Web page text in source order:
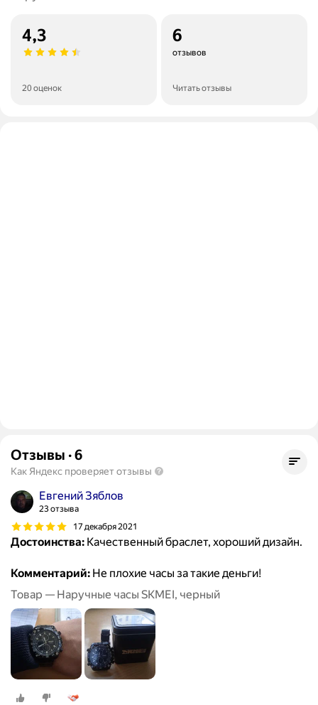
4,3
20 оценок
6
отзывов
Читать отзывы
Отзывы ·6
Как Яндекс проверяет отзывы
Евгений Зяблов
23 отзыва
17 декабря 2021
Достоинства: Качественный браслет, хороший дизайн.
Комментарий: Не плохие часы за такие деньги!
Товар — Наручные часы SKMEI, черный